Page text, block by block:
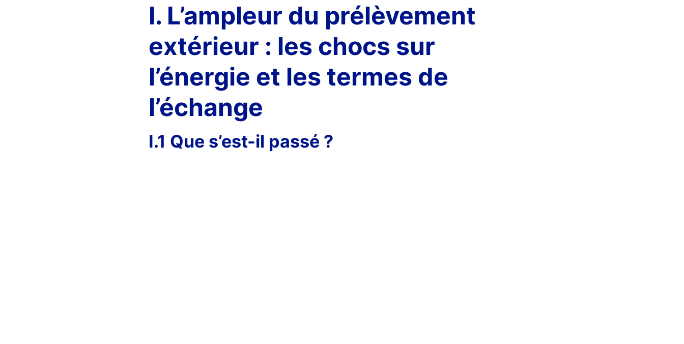
I. L’ampleur du prélèvement
extérieur : les chocs sur
l’énergie et les termes de
l’échange
I.1 Que s’est-il passé ?